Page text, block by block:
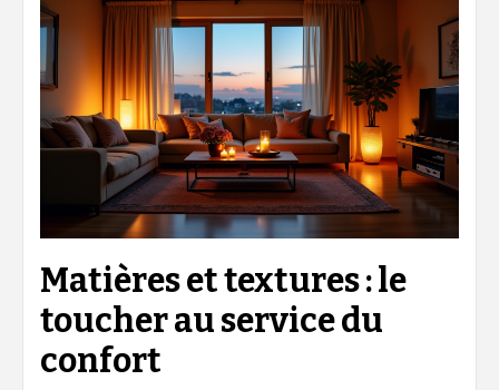
Matières et textures : le
toucher au service du
confort